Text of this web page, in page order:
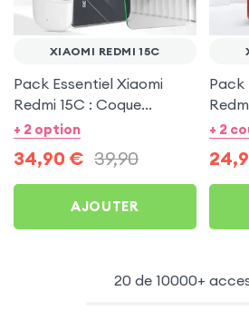
XIAOMI REDMI 15C
Pack Essentiel Xiaomi
Redmi 15C : Coque
Transparente +
Écouteurs sans fil
+ 2 option
34,90 € 39,90
AJOUTER
Pack
+ 2
20 de 10000+